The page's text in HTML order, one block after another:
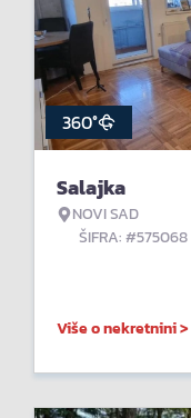
360°
Salajka
NOVI SAD
ŠIFRA: #575068
Više o nekretnini >